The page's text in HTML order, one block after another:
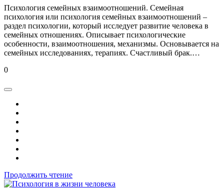
Психология семейных взаимоотношений. Семейная
психология или психология семейных взаимоотношений –
раздел психологии, который исследует развитие человека в
семейных отношениях. Описывает психологические
особенности, взаимоотношения, механизмы. Основывается на
семейных исследованиях, терапиях. Счастливый брак.…
0
Продолжить чтение